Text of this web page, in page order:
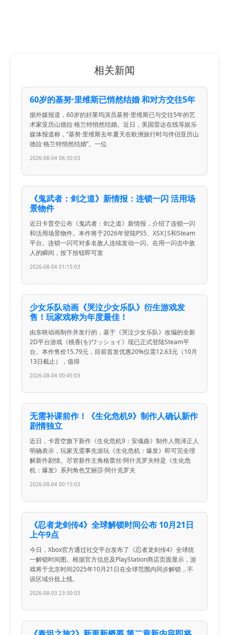
相关新闻
60岁的基努·里维斯已悄然结婚 和对方交往5年
据外媒报道，60岁的好莱坞演员基努·里维斯已与交往5年的艺
术家亚历山德拉·格兰特悄然结婚。近日，美国雷达在线等娱乐
媒体报道称，“基努·里维斯去年夏天在欧洲旅行时与伴侣亚历山
德拉·格兰特悄然结婚”。一位
2026-08-04 06:30:03
《鬼武者：剑之道》新情报：连锁一闪 活用场
景物件
近日卡普空公布《鬼武者：剑之道》新情报，介绍了连锁一闪
和活用场景物件。本作将于2026年登陆PS5、XSX|S和Steam
平台。连锁一闪可对多名敌人连续发动一闪。在用一闪击中敌
人的瞬间，按下按钮即可发
2026-08-04 01:15:03
少女乐队动画《哭泣少女乐队》衍生游戏发
售！玩家戏称为年度最佳！
由东映动画制作并发行的，基于《哭泣少女乐队》改编的全新
2D平台游戏《桃香(を)ワッショイ》现已正式登陆Steam平
台。本作售价15.79元，目前首发优惠20%仅需12.63元（10月
13日截止），值得
2026-08-04 00:45:03
无需补课前作！《生化危机9》制作人确认新作
剧情独立
近日，卡普空旗下新作《生化危机9：安魂曲》制作人熊泽正人
明确表示，玩家无需事先游玩《生化危机：爆发》即可完全理
解新作剧情。尽管新作主角格蕾丝·阿什克罗夫特是《生化危
机：爆发》系列角色艾丽莎·阿什克罗夫
2026-08-04 00:15:03
《忍者龙剑传4》全球解锁时间公布 10月21日
上午9点
今日，Xbox官方通过社交平台发布了《忍者龙剑传4》全球统
一解锁时间图。根据官方信息及PlayStation商店页面显示，游
戏将于北京时间2025年10月21日在全球范围内同步解锁，不
设区域分批上线。
2026-08-03 23:30:03